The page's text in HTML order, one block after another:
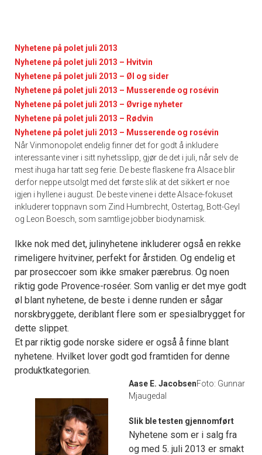
Nyhetene på polet juli 2013
Nyhetene på polet juli 2013 – Hvitvin
Nyhetene på polet juli 2013 – Øl og sider
Nyhetene på polet juli 2013 – Musserende og rosévin
Nyhetene på polet juli 2013 – Øvrige nyheter
Nyhetene på polet juli 2013 – Rødvin
Nyhetene på polet juli 2013 – Musserende og rosévin
Når Vinmonopolet endelig finner det for godt å inkludere
interessante viner i sitt nyhetsslipp, gjør de det i juli, når selv de
mest ihuga har tatt seg ferie. De beste flaskene fra Alsace blir
derfor neppe utsolgt med det første slik at det sikkert er noe
igjen i hyllene i august. De beste vinene i dette Alsace-fokuset
inkluderer toppnavn som Zind Humbrecht, Ostertag, Bott-Geyl
og Leon Boesch, som samtlige jobber biodynamisk.
Ikke nok med det, julinyhetene inkluderer også en rekke
rimeligere hvitviner, perfekt for årstiden. Og endelig et
par proseccoer som ikke smaker pærebrus. Og noen
riktig gode Provence-roséer. Som vanlig er det mye godt
øl blant nyhetene, de beste i denne runden er sågar
norskbryggete, deriblant flere som er spesialbrygget for
dette slippet.
Et par riktig gode norske sidere er også å finne blant
nyhetene. Hvilket lover godt god framtiden for denne
produktkategorien.
Aase E. JacobsenFoto: Gunnar
Mjaugedal
Slik ble testen gjennomført
Nyhetene som er i salg fra
og med 5. juli 2013 er smakt